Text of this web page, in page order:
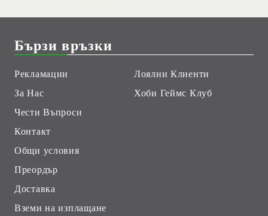
Бързи връзки
Рекламации
За Нас
Чести Въпроси
Контакт
Общи условия
Преордър
Доставка
Вземи на изплащане
Лоялни Клиенти
Хоби Геймс Клуб